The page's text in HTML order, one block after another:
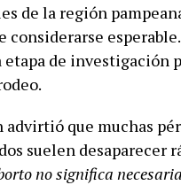
de la región
considerarse
de investigación
que muchas
suelen desaparecer
no significa